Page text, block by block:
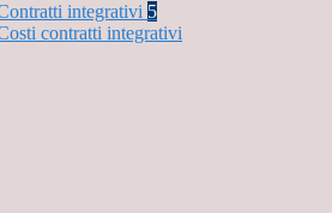
integrativi 5
contratti integrativi